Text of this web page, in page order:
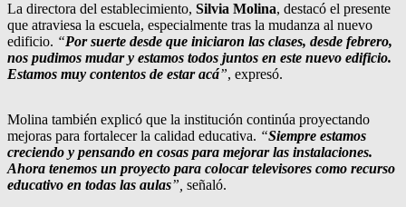
La directora del establecimiento, Silvia Molina, destacó el presente
que atraviesa la escuela, especialmente tras la mudanza al nuevo
edificio. “Por suerte desde que iniciaron las clases, desde febrero,
nos pudimos mudar y estamos todos juntos en este nuevo edificio.
Estamos muy contentos de estar acá”, expresó.
Molina también explicó que la institución continúa proyectando
mejoras para fortalecer la calidad educativa. “Siempre estamos
creciendo y pensando en cosas para mejorar las instalaciones.
Ahora tenemos un proyecto para colocar televisores como recurso
educativo en todas las aulas”, señaló.